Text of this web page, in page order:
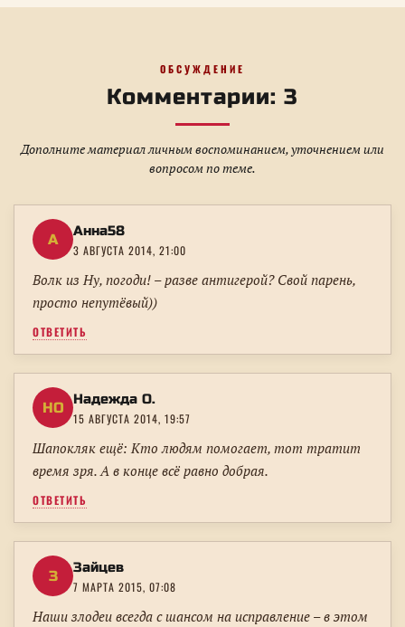
ОБСУЖДЕНИЕ
Комментарии: 3
Дополните материал личным воспоминанием, уточнением или
вопросом по теме.
А Анна58
3 АВГУСТА 2014, 21:00
Волк из Ну, погоди! – разве антигерой? Свой парень,
просто непутёвый))
ОТВЕТИТЬ
НО Надежда О.
15 АВГУСТА 2014, 19:57
Шапокляк ещё: Кто людям помогает, тот тратит
время зря. А в конце всё равно добрая.
ОТВЕТИТЬ
З Зайцев
7 МАРТА 2015, 07:08
Наши злодеи всегда с шансом на исправление – в этом